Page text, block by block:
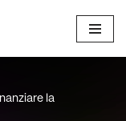
la